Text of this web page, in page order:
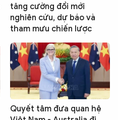
tăng cường đổi mới
nghiên cứu, dự báo và
tham mưu chiến lược
Quyết tâm đưa quan hệ